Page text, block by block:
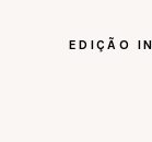
PRÓXIMO
EDIÇÃO